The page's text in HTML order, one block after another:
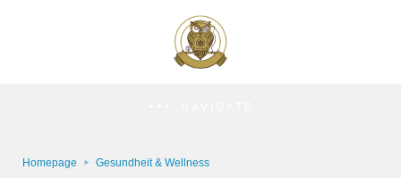
Homepage Gesundheit & Wellness